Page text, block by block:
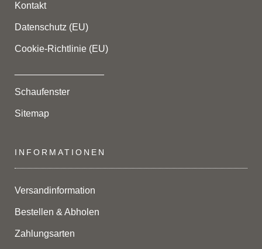
Kontakt
Datenschutz (EU)
Cookie-Richtlinie (EU)
Schaufenster
Sitemap
INFORMATIONEN
Versandinformation
Bestellen & Abholen
Zahlungsarten